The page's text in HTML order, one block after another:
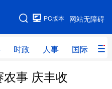
网站无障碍
PC版本
时政 人事 国际 财
图
时政
事 庆丰收